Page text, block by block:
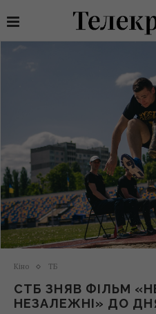
Кіно ТБ
СТБ ЗНЯВ ФІЛЬМ
НЕЗАЛЕЖНІ» ДО